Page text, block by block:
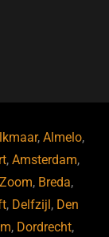
,Almelo,
,Amsterdam,
, Breda,
, Delfzijl , Den
, Dordrecht,